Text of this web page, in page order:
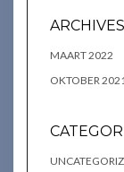
ARCHIVES
MAART 2022
OKTOBER